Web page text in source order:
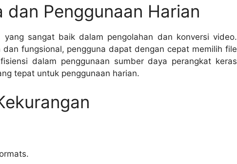
dan Penggunaan Harian
yang sangat baik dalam pengolahan dan konversi video.
fungsional, pengguna dapat dengan cepat memilih file
dalam penggunaan sumber daya perangkat keras
tepat untuk penggunaan harian.